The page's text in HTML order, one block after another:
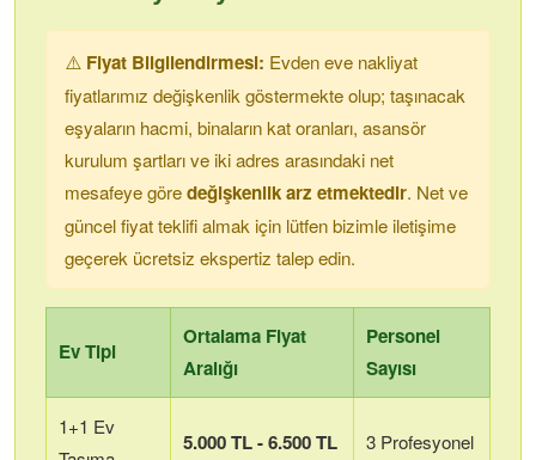
⚠️ Fiyat Bilgilendirmesi: Evden eve nakliyat
fiyatlarımız değişkenlik göstermekte olup; taşınacak
eşyaların hacmi, binaların kat oranları, asansör
kurulum şartları ve iki adres arasındaki net
mesafeye göredeğişkenlik arz etmektedir. Net ve
güncel fiyat teklifi almak için lütfen bizimle iletişime
geçerek ücretsiz ekspertiz talep edin.
Ev Tipi
Ortalama Fiyat
Aralığı
Personel
Sayısı
1+1 Ev
5.000 TL - 6.500 TL 3 Profesyonel